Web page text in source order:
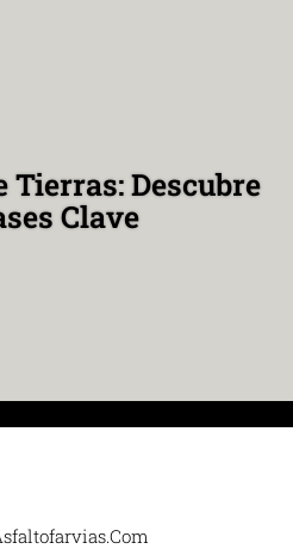
Descubre
Clave